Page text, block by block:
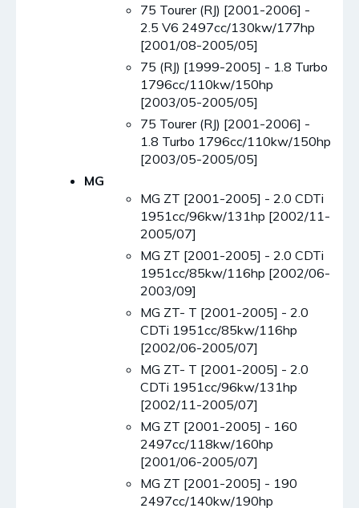
75 Tourer (RJ) [2001-2006] -
2.5 V6 2497cc/130kw/177hp
[2001/08-2005/05]
75 (RJ) [1999-2005] - 1.8 Turbo
1796cc/110kw/150hp
[2003/05-2005/05]
75 Tourer (RJ) [2001-2006] -
1.8 Turbo 1796cc/110kw/150hp
[2003/05-2005/05]
MG
MG ZT [2001-2005] - 2.0 CDTi
1951cc/96kw/131hp [2002/11-
2005/07]
MG ZT [2001-2005] - 2.0 CDTi
1951cc/85kw/116hp [2002/06-
2003/09]
MG ZT- T [2001-2005] - 2.0
CDTi 1951cc/85kw/116hp
[2002/06-2005/07]
MG ZT- T [2001-2005] - 2.0
CDTi 1951cc/96kw/131hp
[2002/11-2005/07]
MG ZT [2001-2005] - 160
2497cc/118kw/160hp
[2001/06-2005/07]
MG ZT [2001-2005] - 190
2497cc/140kw/190hp